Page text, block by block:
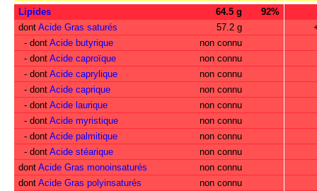
Lipides
64.5 g
92%
dont Acide Gras saturés 57.2 g
- dont Acide butyrique
non connu
- dont Acide caproïque
non connu
- dont Acide caprylique
non connu
- dont Acide caprique
non connu
- dont Acide laurique
non connu
- dont Acide myristique
non connu
- dont Acide palmitique
non connu
- dont Acide stéarique
non connu
dont Acide Gras monoinsaturés
non connu
dont Acide Gras polyinsaturés non connu